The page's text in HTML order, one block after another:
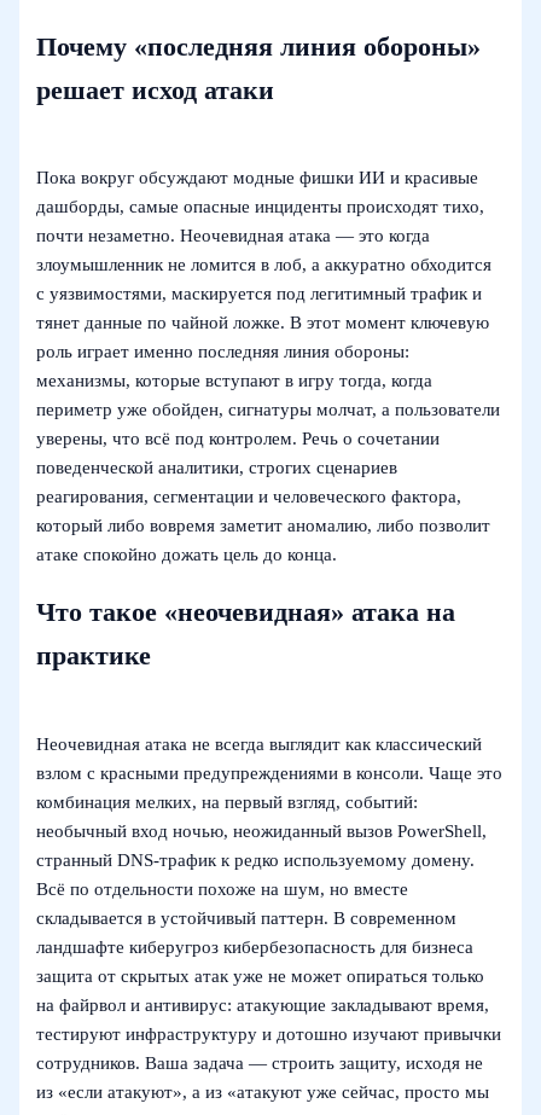
Почему «последняя линия обороны»
решает исход атаки
Пока вокруг обсуждают модные фишки ИИ и красивые
дашборды, самые опасные инциденты происходят тихо,
почти незаметно. Неочевидная атака — это когда
злоумышленник не ломится в лоб, а аккуратно обходится
с уязвимостями, маскируется под легитимный трафик и
тянет данные по чайной ложке. В этот момент ключевую
роль играет именно последняя линия обороны:
механизмы, которые вступают в игру тогда, когда
периметр уже обойден, сигнатуры молчат, а пользователи
уверены, что всё под контролем. Речь о сочетании
поведенческой аналитики, строгих сценариев
реагирования, сегментации и человеческого фактора,
который либо вовремя заметит аномалию, либо позволит
атаке спокойно дожать цель до конца.
Что такое «неочевидная» атака на
практике
Неочевидная атака не всегда выглядит как классический
взлом с красными предупреждениями в консоли. Чаще это
комбинация мелких, на первый взгляд, событий:
необычный вход ночью, неожиданный вызов PowerShell,
странный DNS‑трафик к редко используемому домену.
Всё по отдельности похоже на шум, но вместе
складывается в устойчивый паттерн. В современном
ландшафте киберугроз кибербезопасность для бизнеса
защита от скрытых атак уже не может опираться только
на файрвол и антивирус: атакующие закладывают время,
тестируют инфраструктуру и дотошно изучают привычки
сотрудников. Ваша задача — строить защиту, исходя не
из «если атакуют», а из «атакуют уже сейчас, просто мы